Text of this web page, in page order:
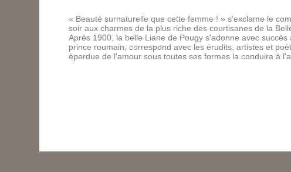
« Beauté surnaturelle que cette femme ! » s'exclame le
soir aux charmes de la plus riche des courtisanes de la
Après 1900, la belle Liane de Pougy s'adonne avec
prince roumain, correspond avec les érudits, artistes et
éperdue de l'amour sous toutes ses formes la conduira à